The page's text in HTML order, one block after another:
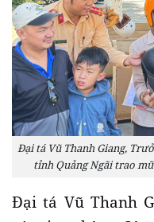
Đại tá Vũ Thanh Giang,
tỉnh Quảng Ngãi trao
Đại tá Vũ Thanh